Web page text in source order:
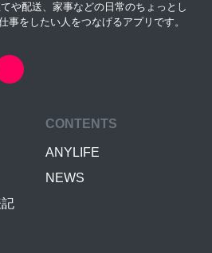
や配送、家事などの日常のちょっとし
事をしたい人をつなげるアプリです。
CONTENTS
ANYLIFE
NEWS